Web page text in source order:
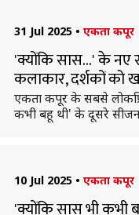
31 Jul 2025 • एकता कपूर
'क्योंकि सास...' के नए
कलाकार, दर्शकों को
एकता कपूर के सबसे
कभी बहू थी' के दूसरे सीजन
10 Jul 2025 • एकता कपूर
'क्योंकि सास भी कभी